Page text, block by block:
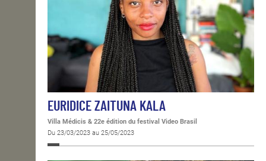
EURIDICE ZAITUNA KALA
Villa Médicis & 22e édition du festival Video Brasil
Du 23/03/2023 au 25/05/2023